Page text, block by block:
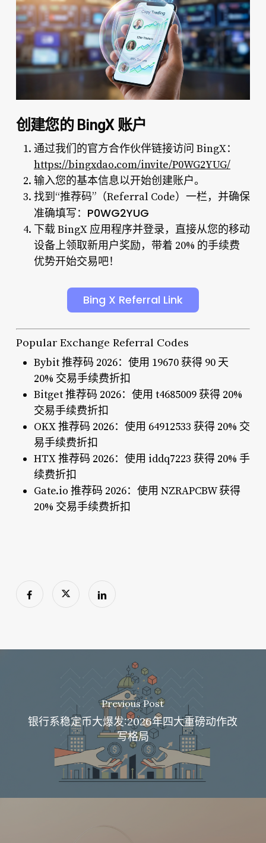
创建您的 BingX 账户
通过我们的官方合作伙伴链接访问 BingX：
https://bingxdao.com/invite/P0WG2YUG/
输入您的基本信息以开始创建账户。
找到“推荐码”（Referral Code）一栏，并确保
准确填写： P0WG2YUG
下载 BingX 应用程序并登录，直接从您的移动
设备上领取新用户奖励，带着 20% 的手续费
优势开始交易吧！
Bing X Referral Link
Popular Exchange Referral Codes
Bybit 推荐码 2026：使用 19670 获得 90 天
20% 交易手续费折扣
Bitget 推荐码 2026：使用 t4685009 获得 20%
交易手续费折扣
OKX 推荐码 2026：使用 64912533 获得 20% 交
易手续费折扣
HTX 推荐码 2026：使用 iddq7223 获得 20% 手
续费折扣
Gate.io 推荐码 2026：使用 NZRAPCBW 获得
20% 交易手续费折扣
Previous Post
银行系稳定币大爆发:2026年四大重磅动作改
写格局